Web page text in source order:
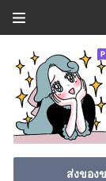
ส่งของ